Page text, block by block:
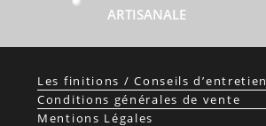
ARTISANALE
Les finitions / Conseils d’entretien
Conditions générales de vente
Mentions Légales